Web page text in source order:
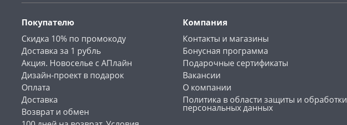
Покупателю
Скидка 10% по промокоду
Доставка за 1 рубль
Акция. Новоселье с АПлайн
Дизайн-проект в подарок
Оплата
Доставка
Возврат и обмен
Компания
Контакты и магазины
Бонусная программа
Подарочные сертификаты
Вакансии
О компании
Политика в области защиты и обработки
персональных данных